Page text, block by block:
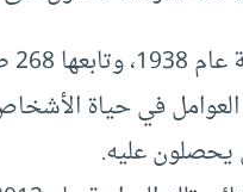
في حياة
يحصلون عليه.